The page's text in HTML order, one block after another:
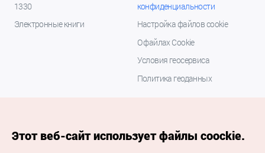
1330
Электронные книги
конфиденциальности
Настройка файлов cookie
О файлах Cookie
Условия геосервиса
Политика геоданных
Этот веб-сайт использует файлы coockie.